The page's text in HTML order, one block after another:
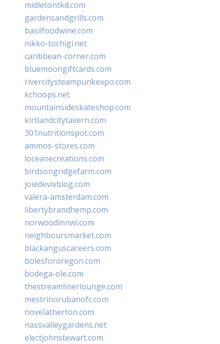
midletontkd.com
gardensandgrills.com
basilfoodwine.com
nikko-tochigi.net
caribbean-corner.com
bluemoongiftcards.com
rivercitysteampunkexpo.com
kchoops.net
mountainsideskateshop.com
kirtlandcitytavern.com
301nutritionspot.com
ammos-stores.com
loceanecreations.com
birdsongridgefarm.com
joiedevivblog.com
valera-amsterdam.com
libertybrandhemp.com
norwoodinnwi.com
neighboursmarket.com
blackanguscareers.com
bolesfororegon.com
bodega-ole.com
thestreamlinerlounge.com
mestrinorubanofc.com
novelatherton.com
nassvalleygardens.net
electjohnstewart.com